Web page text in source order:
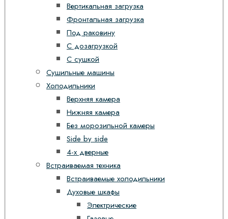
Вертикальная загрузка
Фронтальная загрузка
Под раковину
С дозагрузкой
С сушкой
Сушильные машины
Холодильники
Верхняя камера
Нижняя камера
Без морозильной камеры
Side by side
4-х дверные
Встраиваемая техника
Встраиваемые холодильники
Духовые шкафы
Электрические